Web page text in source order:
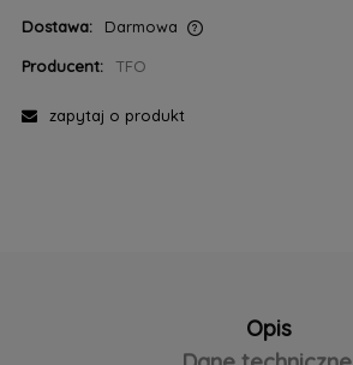
Dostawa:
Darmowa
Producent:
TFO
zapytaj o produkt
Opis